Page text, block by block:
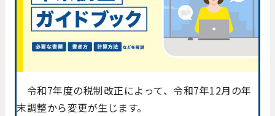
令和7年度の税制改正によって、令和7年12月の年
末調整から変更が生じます。